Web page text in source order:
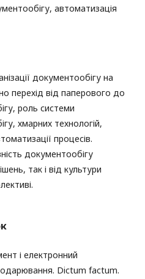
автоматизація
документообігу на
перехід від паперового до
роль системи
хмарних технологій,
процесів.
документообігу
так і від культури
і електронний
Dictum factum.